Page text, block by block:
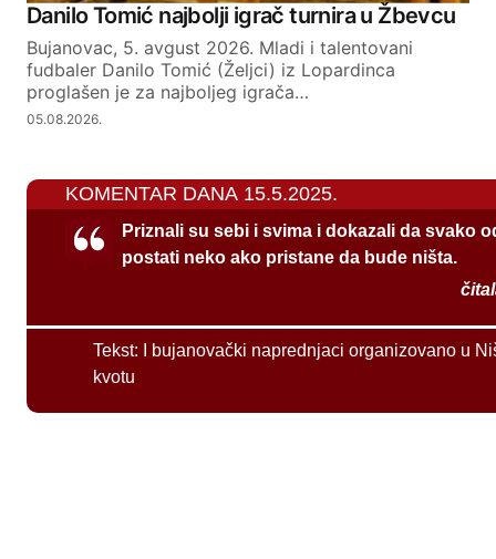
Danilo Tomić najbolji igrač turnira u Žbevcu
Bujanovac, 5. avgust 2026. Mladi i talentovani
fudbaler Danilo Tomić (Željci) iz Lopardinca
proglašen je za najboljeg igrača…
05.08.2026.
KOMENTAR DANA 15.5.2025.
Priznali su sebi i svima i dokazali da svako
postati neko ako pristane da bude ništa.
Tekst:
I bujanovački naprednjaci organizovano u
kvotu